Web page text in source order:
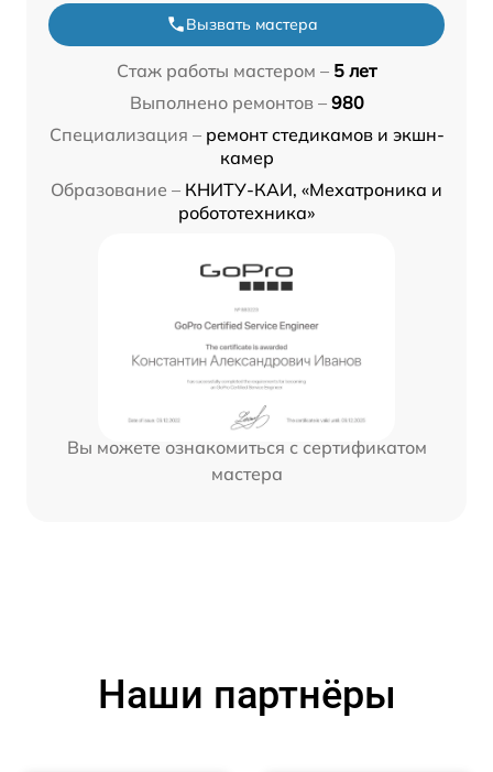
Вызвать мастера
Стаж работы мастером – 5 лет
Выполнено ремонтов – 980
Специализация – ремонт стедикамов и экшн-
камер
Образование – КНИТУ-КАИ, «Мехатроника и
робототехника»
Вы можете ознакомиться с сертификатом
мастера
Наши партнёры